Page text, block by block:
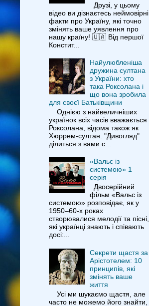
Друзі, у цьому
відео ви дізнаєтесь неймовірні
факти про Україну, які точно
змінять ваше уявлення про
нашу країну! 🇺🇦 Від першої
Констит...
Найулюбленіша
дружина султана
з України: хто
така Роксолана і
що вона зробила
для своєї Батьківщини
Однією з найвеличніших
українок всіх часів вважається
Роксолана, відома також як
Хюррем-султан. "Дивогляд"
ділиться з вами с...
«Вальс із
системою» 1
серія
Двосерійний
фільм «Вальс із
системою» розповідає, як у
1950–60-х роках
створювалися мелодії та пісні,
які українці знають і співають
досі:...
Секрети щастя за
Арістотелем: 10
принципів, які
змінять ваше
життя
Усі ми шукаємо щастя, але
часто не можемо його знайти,